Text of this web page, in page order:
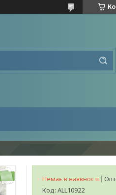
Немає в наявності
Код: ALL10922